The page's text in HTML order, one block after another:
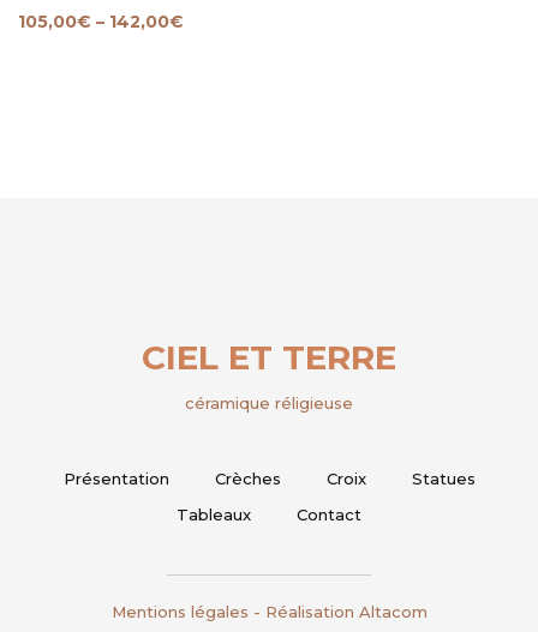
105,00€ – 142,00€
CIEL ET TERRE
céramique réligieuse
Présentation Crèches Croix
Statues
Tableaux
Contact
Mentions légales - Réalisation Altacom